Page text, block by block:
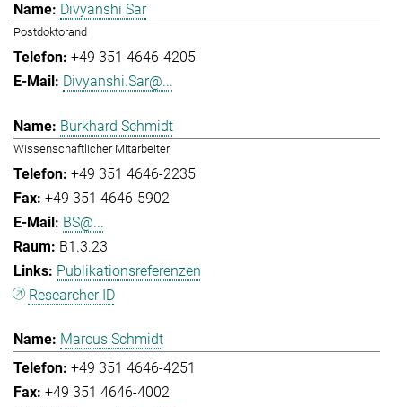
Divyanshi Sar
Postdoktorand
+49 351 4646-4205
Divyanshi.Sar@...
Burkhard Schmidt
Wissenschaftlicher Mitarbeiter
+49 351 4646-2235
+49 351 4646-5902
BS@...
B1.3.23
Publikationsreferenzen
Researcher ID
Marcus Schmidt
+49 351 4646-4251
+49 351 4646-4002